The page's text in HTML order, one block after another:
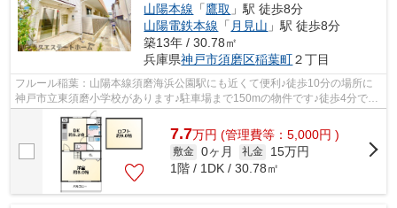
山陽本線 「鷹取 」駅 徒歩8分
山陽電鉄本線 「 月見山 」駅 徒歩8分
築13年 / 30.78㎡
兵庫県神戸市須磨区稲葉町２丁目
フルール稲葉：山陽本線須磨海浜公園駅にも近くて便利♪徒歩10分の場所に
神戸市立東須磨小学校があります♪駐車場まで150mの物件です♪徒歩4分で駅
にアクセス可能な、魅力的な駅近物件で...
7.7万円 (管理費等：5,000円 )
敷金 0ヶ月 礼金
15万円
1階 / 1DK / 30.78㎡